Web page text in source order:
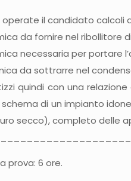
il candidato calcoli
da fornire nel ribollitore
necessaria per portare
da sottrarre nel
quindi con una
schema di un impianto
secco), completo delle
prova: 6 ore.